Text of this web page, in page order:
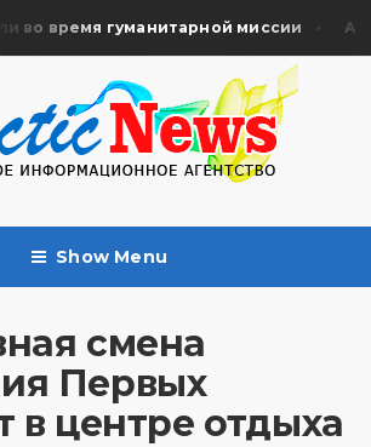
время гуманитарной миссии
Show Menu
смена
Первых
в центре отдыха